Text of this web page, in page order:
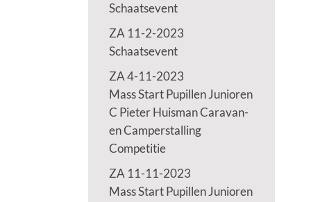
Schaatsevent
ZA 11-2-2023
Schaatsevent
ZA 4-11-2023
Mass Start Pupillen Junioren
C Pieter Huisman Caravan-
en Camperstalling
Competitie
ZA 11-11-2023
Mass Start Pupillen Junioren